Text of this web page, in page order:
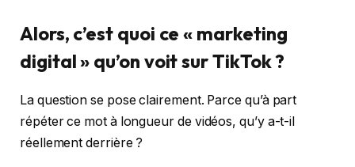
Alors, c’est quoi ce « marketing
digital » qu’on voit sur TikTok ?
La question se pose clairement. Parce qu’à part
répéter ce mot à longueur de vidéos, qu’y a-t-il
réellement derrière ?